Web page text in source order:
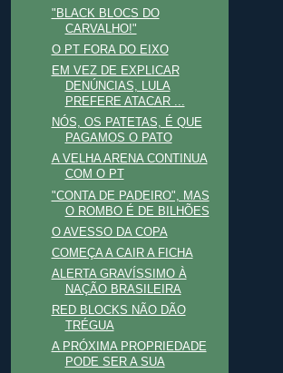
"BLACK BLOCS DO
CARVALHO!"
O PT FORA DO EIXO
EM VEZ DE EXPLICAR
DENÚNCIAS, LULA
PREFERE ATACAR ...
NÓS, OS PATETAS, É QUE
PAGAMOS O PATO
A VELHA ARENA CONTINUA
COM O PT
"CONTA DE PADEIRO", MAS
O ROMBO É DE BILHÕES
O AVESSO DA COPA
COMEÇA A CAIR A FICHA
ALERTA GRAVÍSSIMO À
NAÇÃO BRASILEIRA
RED BLOCKS NÃO DÃO
TRÉGUA
A PRÓXIMA PROPRIEDADE
PODE SER A SUA